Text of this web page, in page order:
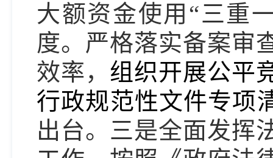
大额资金使用“三重
度。严格落实备案审
效率， 组织开展公平
行政规范性文件专项
出台。三是全面发挥